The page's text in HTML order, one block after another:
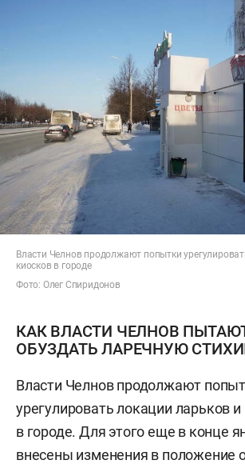
Власти Челнов продолжают попытки
киосков в городе
Фото: Олег Спиридонов
КАК ВЛАСТИ ЧЕЛНОВ
ОБУЗДАТЬ ЛАРЕЧНУЮ
Власти Челнов продолжают
урегулировать локации ларьков и
в городе. Для этого еще в конце
внесены изменения в положение